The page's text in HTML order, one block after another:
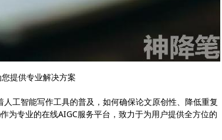
提供专业解决方案
工智能写作工具的普及，如何确保论文原创性、降低重复
专业的在线AIGC服务平台，致力于为用户提供全方位的